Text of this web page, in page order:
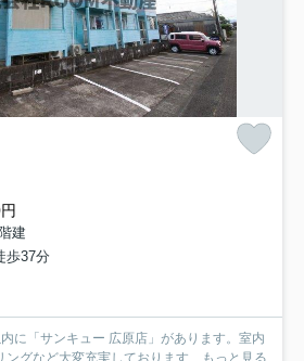
建
歩37分
に「サンキュー 広原店」があります。室内